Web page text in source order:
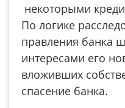
некоторыми
По логике
правления банка
интересами его
вложивших
спасение банка.